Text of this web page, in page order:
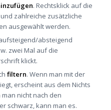
. Rechtsklick auf die
zahlreiche zusätzliche
ausgewählt werden.
absteigend
zwei Mal auf die
klickt.
filtern. Wenn man mit der
erscheint aus dem Nichts
nicht nach den
schwarz, kann man es.